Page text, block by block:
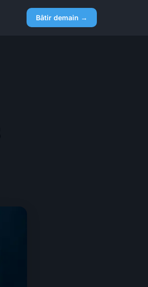
Bâtir demain →